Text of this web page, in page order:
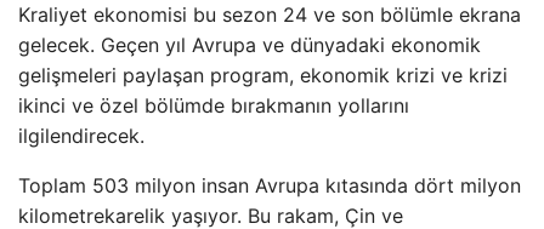
Kraliyet ekonomisi bu sezon 24 ve son bölümle ekrana
gelecek. Geçen yıl Avrupa ve dünyadaki ekonomik
gelişmeleri paylaşan program, ekonomik krizi ve krizi
ikinci ve özel bölümde bırakmanın yollarını
ilgilendirecek.
Toplam 503 milyon insan Avrupa kıtasında dört milyon
kilometrekarelik yaşıyor. Bu rakam, Çin ve